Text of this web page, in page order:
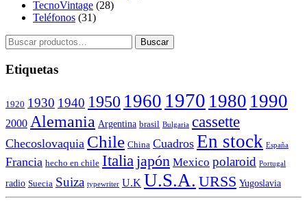
TecnoVintage (28)
Teléfonos (31)
Buscar
por:
Buscar
Etiquetas
1920 1930 1940 1950 1960 1970 1980 1990
2000 Alemania Argentina brasil Bulgaria cassette
Checoslovaquia Chile China Cuadros En stock España
Francia hecho en chile Italiajapón Mexico polaroid Portugal
radio Suecia Suiza typewriter U.K U.S.A. URSS Yugoslavia